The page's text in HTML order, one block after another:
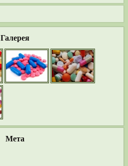
Галерея
Мета